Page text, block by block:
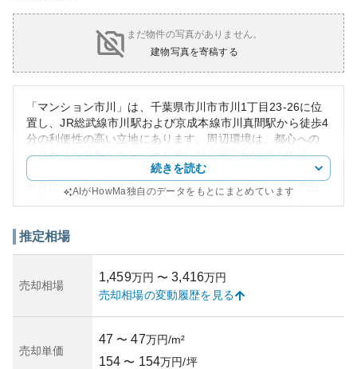
まだ物件の写真がありません。
建物写真を寄稿する
「マンション市川」は、千葉県市川市市川1丁目23-26に位
置し、JR総武線市川駅および京成本線市川真間駅から徒歩4
分の利便性の高い立地にあります。周辺環境は、都心への
アクセスが良好ながら、落ち着いた雰囲気が特徴で生活し
外観は、一般的な中層マンションらしいデザインで、周囲
最適な環境です。
や建物管理状況が及ぼす地価変動のリスクも存在します。
市場価格の変動を定期的にチェックし、不動産動向を把握
することが所有リスクを管理する上で重要です。
方で、築年数に伴う建物の老朽化が問題となる可能性もあ
り、適切な維持管理が求められます。高いアクセス性とラ
続きを読む
AIがHowMa独自のデータをもとにまとめています
推定相場
売却相場
1,459万円 〜 3,416万円
売却相場の変動履歴を見る
売却単価
47 〜 47万円/m²
154 〜 154万円/坪